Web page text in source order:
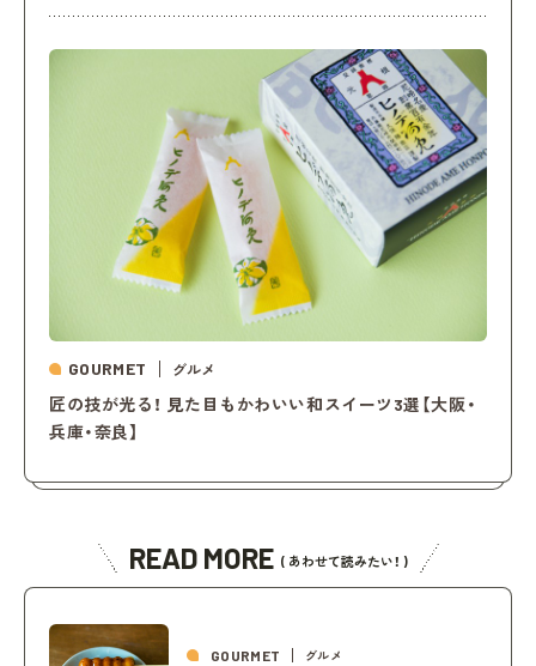
GOURMET グルメ
匠の技が光る！ 見た目もかわいい和スイーツ3選【大阪・
兵庫・奈良】
READ MORE ( あわせて読みたい！ )
GOURMET グルメ